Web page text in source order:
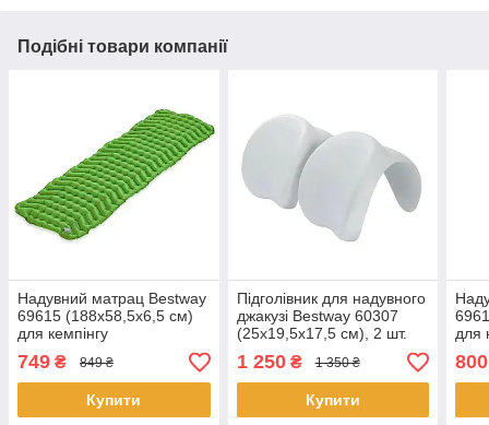
Подібні товари компанії
Надувний матрац Bestway
69615 (188х58,5х6,5 см)
для кемпінгу
749 ₴ 849 ₴
Купити
Підголівник для надувного
джакузі Bestway 60307
(25x19,5x17,5 см), 2 шт.
1 250₴ 1 350 ₴
Купити
для
800